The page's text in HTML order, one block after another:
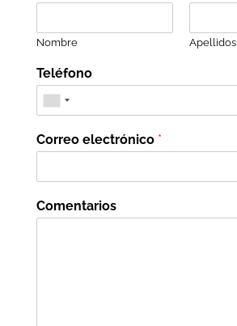
Nombre Apellidos
Teléfono
Correo electrónico *
Comentarios